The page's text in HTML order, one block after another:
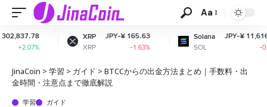
Aa
JPY-¥ 165.63
-1.63%
Solana
JPY-¥ 11,616.98
JinaCoin > 学習 > ガイド > BTCCからの出金方法まとめ｜手数料・出
金時間・注意点まで徹底解説
学習 ガイド